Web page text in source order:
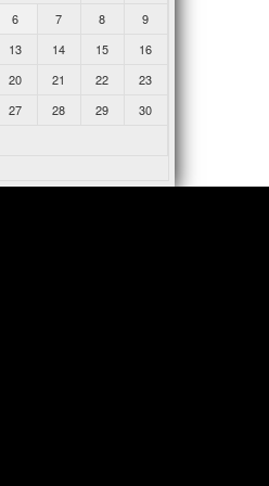
6 7 8
9
13 14 15
16
20 21 22
23
27 28 29
30